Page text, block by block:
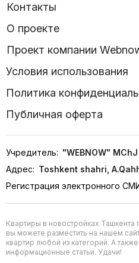
Контакты
О проекте
Проект компании
Условия использования
Политика
Публичная оферта
Учредитель: "WEBNOW" MChJ
Адрес: Toshkent shahri,
Регистрация электронного
Квартиры в новостройках
вы можете разместить на нашем
квартир любой из категорий. А
информационные статьи. Удачи!